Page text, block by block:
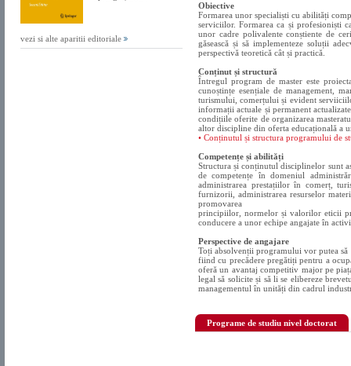
vezi si alte aparitii editoriale
Obiective
Formarea unor specialiști cu abilități
serviciilor. Formarea ca și profesioniști
unor cadre polivalente conștiente de
găsească și să implementeze soluții
perspectivă teoretică cât și practică.
Conținut și structură
Întregul program de master este
cunoștințe esențiale de management,
turismului, comerțului și evident
informații actuale și permanent
condițiile oferite de organizarea
altor discipline din oferta educațională a
• Conținutul și structura programului de
Competențe și abilități
Structura și conținutul disciplinelor sunt
de competențe în domeniul
administrarea prestațiilor în comerț,
furnizorii, administrarea resurselor
promovarea
principiilor, normelor și valorilor eticii
conducere a unor echipe angajate în
Perspective de angajare
Toți absolvenții programului vor putea
fiind cu precădere pregătiți pentru a
oferă un avantaj competitiv major pe
legal să solicite și să li se elibereze
managementul în unități din cadrul
Programe de studiu nivel doctorat